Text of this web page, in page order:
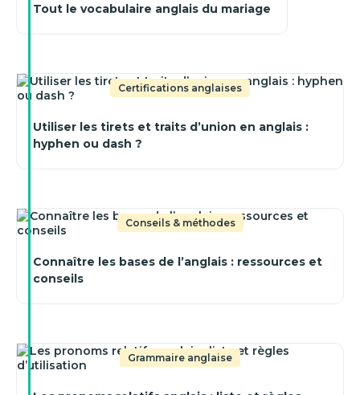
Tout le vocabulaire anglais du mariage
Certifications anglaises
Utiliser les tirets et traits d’union en anglais :
hyphen ou dash ?
Conseils & méthodes
Connaître les bases de l’anglais : ressources et
conseils
Grammaire anglaise